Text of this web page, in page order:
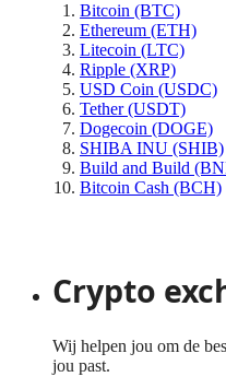
Bitcoin (BTC)
Ethereum (ETH)
Litecoin (LTC)
Ripple (XRP)
USD Coin (USDC)
Tether (USDT)
Dogecoin (DOGE)
SHIBA INU (SHIB)
Build and Build
Bitcoin Cash (BCH)
Crypto
Wij helpen jou om de
jou past.